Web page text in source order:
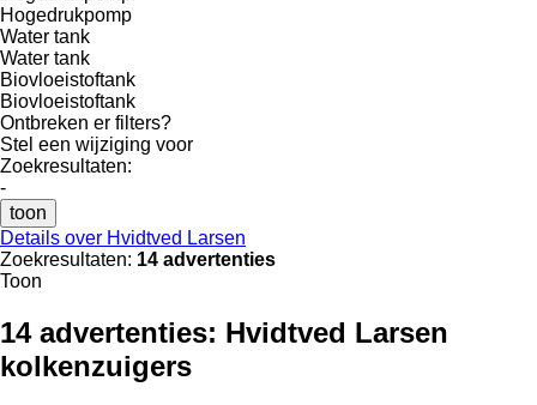
Hogedrukpomp
Water tank
Water tank
Biovloeistoftank
Biovloeistoftank
Ontbreken er filters?
Stel een wijziging voor
Zoekresultaten:
-
toon
Details over Hvidtved Larsen
Zoekresultaten: 14 advertenties
Toon
14 advertenties: Hvidtved Larsen
kolkenzuigers